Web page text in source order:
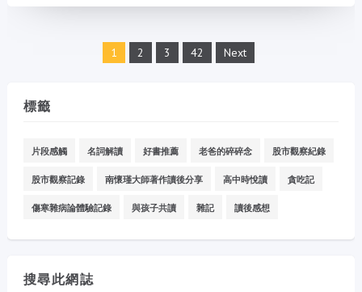
1 2 3 42 Next
標籤
片段感觸 名詞解讀 好書推薦 老爸的碎碎念 股市觀察紀錄
股市觀察記錄 南懷瑾大師著作讀後分享 高中時悅讀 貪吃記
傷寒雜病論體驗記錄 與孩子共讀 雜記 讀後感想
搜尋此網誌